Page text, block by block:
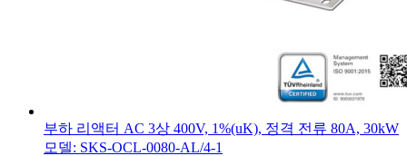
부하 리액터 AC 3상 400V, 1%(uK), 정격 전류 80A, 30kW
모델: SKS-OCL-0080-AL/4-1